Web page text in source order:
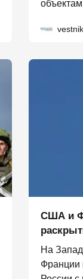
США и
На
Франции